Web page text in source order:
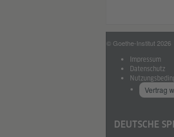
© Goethe-Institut 2026
Impressum
Datenschutz
Vertrag
DEUTSCHE